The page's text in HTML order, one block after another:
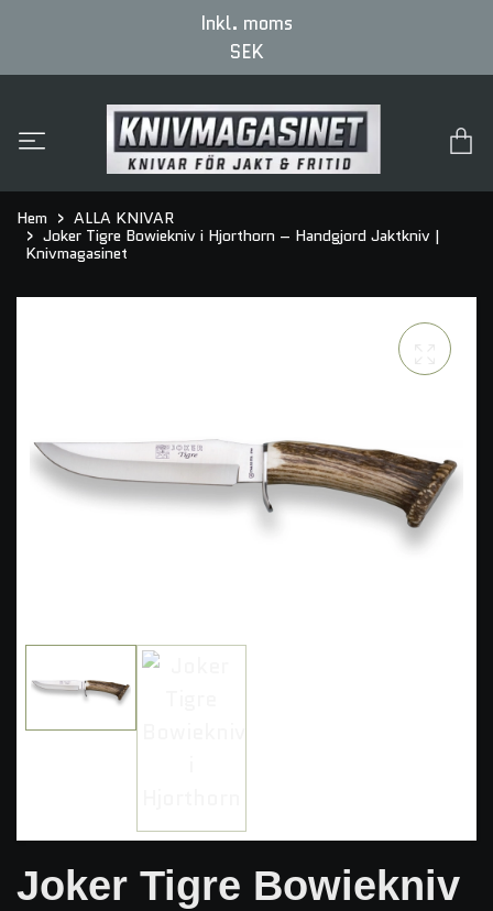
Inkl. moms
SEK
Hem
ALLA KNIVAR
Joker Tigre Bowiekniv i Hjorthorn – Handgjord Jaktkniv |
Knivmagasinet
Joker Tigre Bowiekniv